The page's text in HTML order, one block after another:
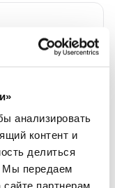
анализировать
контент и
делиться
Мы передаем
партнерам
-27%